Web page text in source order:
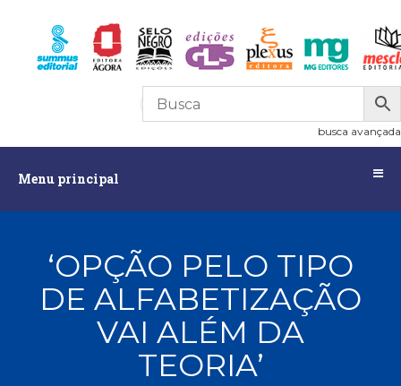
R$0,00
busca avançada
Menu principal
principalAssuntos
Administração,
RH
Astrologia
PROMOÇÕES
‘OPÇÃO PELO TIPO
DE ALFABETIZAÇÃO
VAI ALÉM DA
TEORIA’